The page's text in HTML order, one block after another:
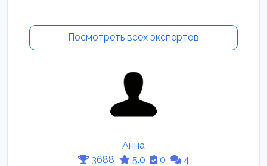
Посмотреть всех экспертов
Анна
3688
5.0 0
4